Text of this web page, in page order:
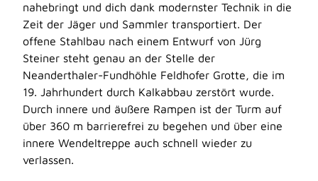
nahebringt und dich dank modernster Technik in die
Zeit der Jäger und Sammler transportiert. Der
offene Stahlbau nach einem Entwurf von Jürg
Steiner steht genau an der Stelle der
Neanderthaler-Fundhöhle Feldhofer Grotte, die im
19. Jahrhundert durch Kalkabbau zerstört wurde.
Durch innere und äußere Rampen ist der Turm auf
über 360 m barrierefrei zu begehen und über eine
innere Wendeltreppe auch schnell wieder zu
verlassen.